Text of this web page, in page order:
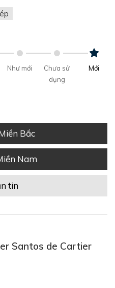
Như mới
Chưa sử
dụng
Mới
Bắc
Nam
tin
Santos de Cartier